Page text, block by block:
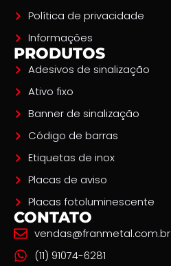
Política de privacidade
Informações
PRODUTOS
Adesivos de sinalização
Ativo fixo
Banner de sinalização
Código de barras
Etiquetas de inox
Placas de aviso
Placas fotoluminescente
CONTATO
vendas@franmetal.com.br
(11) 91074-6281